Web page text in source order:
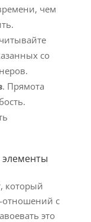
чем
со
. Прямота
который
отношений с
это